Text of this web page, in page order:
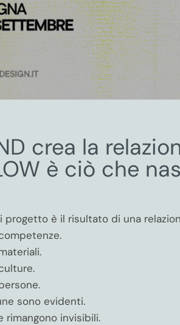
crea la
è ciò che
progetto è il risultato di una
sono evidenti.
rimangono invisibili.